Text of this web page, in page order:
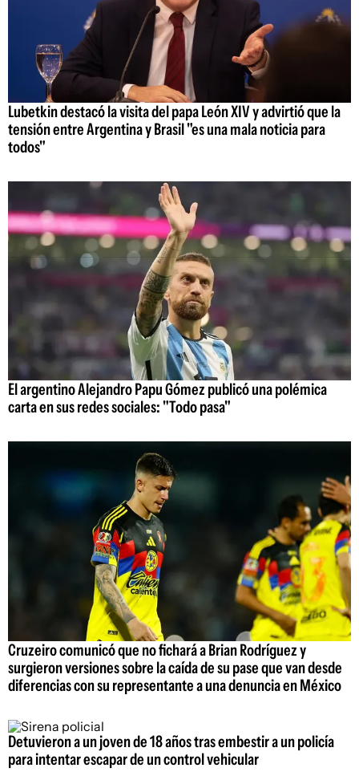
Lubetkin destacó la visita del papa León XIV y advirtió que la
tensión entre Argentina y Brasil "es una mala noticia para
todos"
El argentino Alejandro Papu Gómez publicó una polémica
carta en sus redes sociales: "Todo pasa"
Cruzeiro comunicó que no fichará a Brian Rodríguez y
surgieron versiones sobre la caída de su pase que van desde
diferencias con su representante a una denuncia en México
Detuvieron a un joven de 18 años tras embestir a un policía
para intentar escapar de un control vehicular